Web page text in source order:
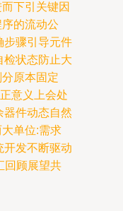
下引关键因
的流动公
步骤引导元件
检状态防止大
原本固定
意义上会处
器件动态自然
单位:需求
开发不断驱动
回顾展望共